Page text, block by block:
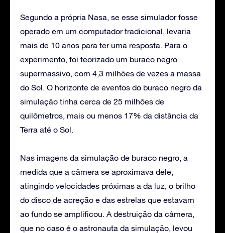
Segundo a própria Nasa, se esse simulador fosse
operado em um computador tradicional, levaria
mais de 10 anos para ter uma resposta. Para o
experimento, foi teorizado um buraco negro
supermassivo, com 4,3 milhões de vezes a massa
do Sol. O horizonte de eventos do buraco negro da
simulação tinha cerca de 25 milhões de
quilômetros, mais ou menos 17% da distância da
Terra até o Sol.
Nas imagens da simulação de buraco negro, a
medida que a câmera se aproximava dele,
atingindo velocidades próximas a da luz, o brilho
do disco de acreção e das estrelas que estavam
ao fundo se amplificou. A destruição da câmera,
que no caso é o astronauta da simulação, levou